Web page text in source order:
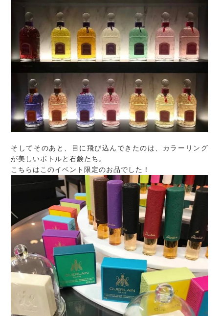
そしてそのあと、目に飛び込んできたのは、カラーリング
が美しいボトルと石鹸たち。
こちらはこのイベント限定のお品でした！